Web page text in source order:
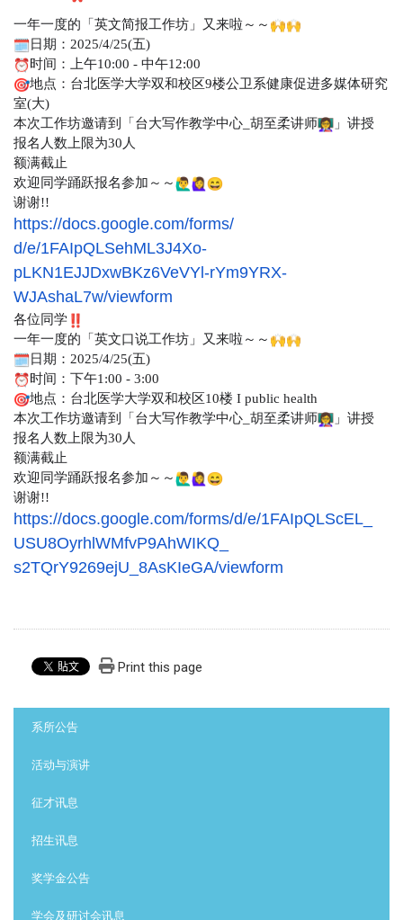
一年一度的「英文简报工作坊」又来啦～～
日期：2025/4/25(五)
时间：上午10:00 - 中午12:00
地点：台北医学大学双和校区9楼公卫系健康促进多媒体研究
室(大)
本次工作坊邀请到「台大写作教学中心_胡至柔讲师
」讲授
报名人数上限为30人
额满截止
欢迎同学踊跃报名参加～～
谢谢!!
https://docs.google.com/forms/
d/e/1FAIpQLSehML3J4Xo-
pLKN1EJJDxwBKz6VeVYl-rYm9YRX-
WJAshaL7w/viewform
各位同学
一年一度的「英文口说工作坊」又来啦～～
日期：2025/4/25(五)
时间：下午1:00 - 3:00
地点：台北医学大学双和校区10楼 I public health
本次工作坊邀请到「台大写作教学中心_胡至柔讲师
」讲授
报名人数上限为30人
额满截止
欢迎同学踊跃报名参加～～
谢谢!!
https://docs.google.com/forms/d/e/1FAIpQLScEL_
USU8OyrhlWMfvP9AhWIKQ_
s2TQrY9269ejU_8AsKIeGA/viewform
Print this page
系所公告
活动与演讲
征才讯息
招生讯息
奖学金公告
学会及研讨会讯息